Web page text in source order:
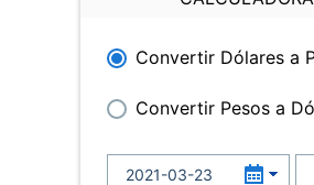
Convertir Dólares a
Convertir Pesos a